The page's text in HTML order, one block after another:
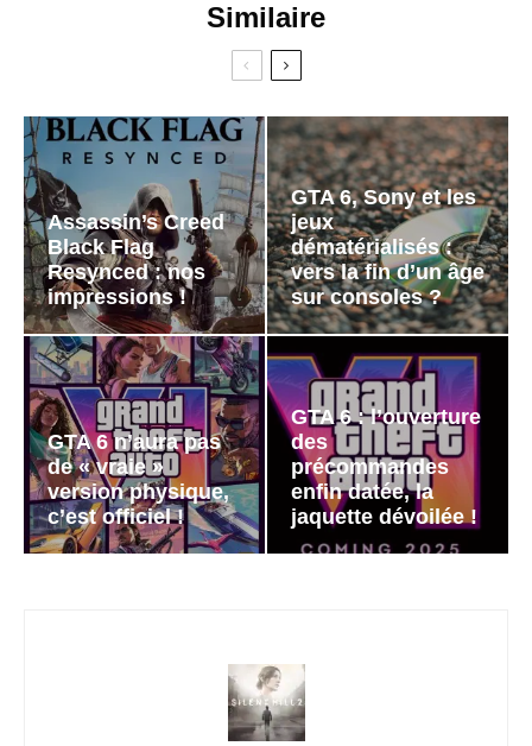
Similaire
Assassin’s Creed
Black Flag
Resynced : nos
impressions !
GTA 6, Sony et les
jeux
dématérialisés :
vers la fin d’un âge
sur consoles ?
GTA 6 n’aura pas
de « vraie »
version physique,
c’est officiel !
GTA 6 : l’ouverture
des
précommandes
enfin datée, la
jaquette dévoilée !